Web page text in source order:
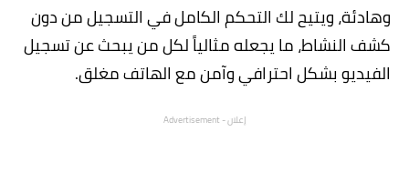
وهادئة، ويتيح لك التحكم الكامل في التسجيل من دون
كشف النشاط، ما يجعله مثالياً لكل من يبحث عن تسجيل
الفيديو بشكل احترافي وآمن مع الهاتف مغلق.
إعلان - Advertisement